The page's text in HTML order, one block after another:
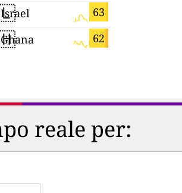
63
Israel
62
Ghana
reale per: